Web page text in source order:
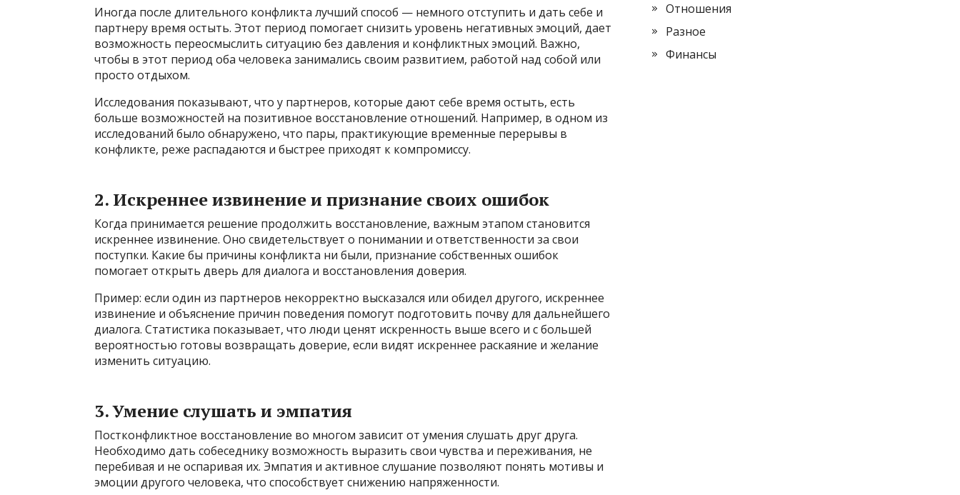
Иногда после длительного конфликта лучший способ — немного отступить и дать себе и
партнеру время остыть. Этот период помогает снизить уровень негативных эмоций, дает
возможность переосмыслить ситуацию без давления и конфликтных эмоций. Важно,
чтобы в этот период оба человека занимались своим развитием, работой над собой или
просто отдыхом.
Исследования показывают, что у партнеров, которые дают себе время остыть, есть
больше возможностей на позитивное восстановление отношений. Например, в одном из
исследований было обнаружено, что пары, практикующие временные перерывы в
конфликте, реже распадаются и быстрее приходят к компромиссу.
2. Искреннее извинение и признание своих ошибок
Когда принимается решение продолжить восстановление, важным этапом становится
искреннее извинение. Оно свидетельствует о понимании и ответственности за свои
поступки. Какие бы причины конфликта ни были, признание собственных ошибок
помогает открыть дверь для диалога и восстановления доверия.
Пример: если один из партнеров некорректно высказался или обидел другого, искреннее
извинение и объяснение причин поведения помогут подготовить почву для дальнейшего
диалога. Статистика показывает, что люди ценят искренность выше всего и с большей
вероятностью готовы возвращать доверие, если видят искреннее раскаяние и желание
изменить ситуацию.
3. Умение слушать и эмпатия
Постконфликтное восстановление во многом зависит от умения слушать друг друга.
Необходимо дать собеседнику возможность выразить свои чувства и переживания, не
перебивая и не оспаривая их. Эмпатия и активное слушание позволяют понять мотивы и
эмоции другого человека, что способствует снижению напряженности.
Отношения
Разное
Финансы